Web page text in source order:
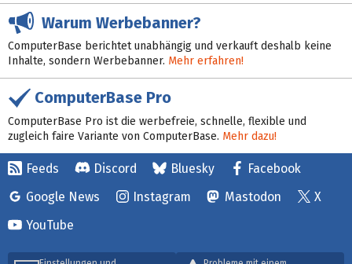
Warum Werbebanner?
ComputerBase berichtet unabhängig und verkauft deshalb keine
Inhalte, sondern Werbebanner. Mehr erfahren!
ComputerBase Pro
ComputerBase Pro ist die werbefreie, schnelle, flexible und
zugleich faire Variante von ComputerBase. Mehr dazu!
Feeds Discord Bluesky
Facebook
Google News
Instagram Mastodon
X
YouTube